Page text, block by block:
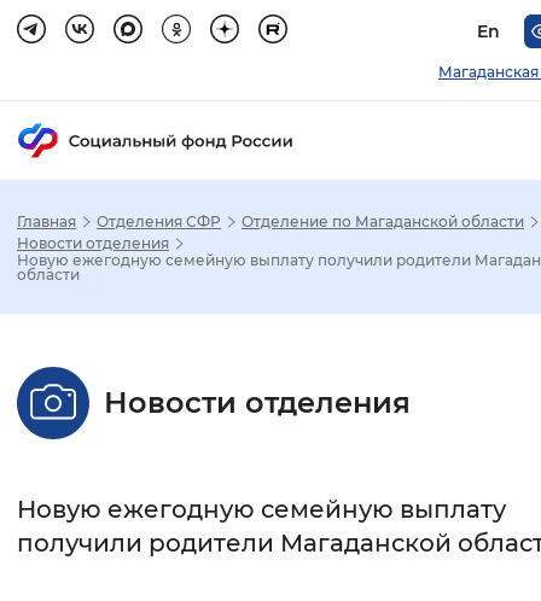
En
Стандартный Увеличенный
Без засечек С засечками
Главная Отделения СФР
Отделение по Магаданской области
Новости отделения
Новую ежегодную семейную выплату получили родители
области
Новости отделения
Новую ежегодную семейную выплату
получили родители Магаданской